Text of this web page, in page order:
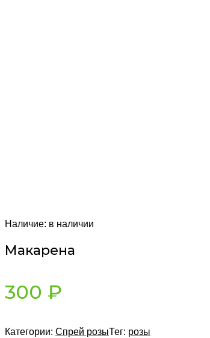
Наличие: в наличии
Макарена
300 ₽
Категории: Спрей розыТег: розы